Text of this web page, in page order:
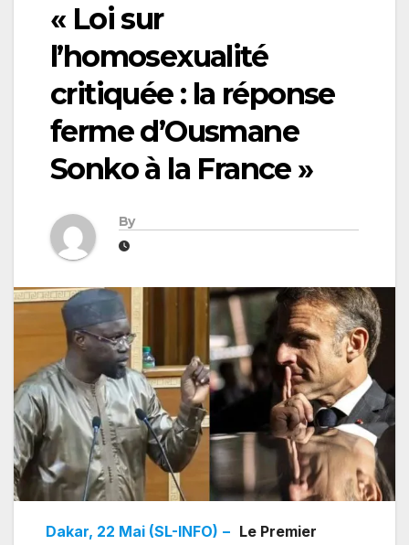
« Loi sur
l’homosexualité
critiquée : la réponse
ferme d’Ousmane
Sonko à la France »
By
Dakar, 22 Mai (SL-INFO) – Le Premier